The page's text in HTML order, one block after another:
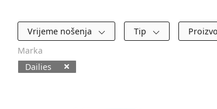
Filtri
Vrijeme nošenja Tip
Marka
Dailies